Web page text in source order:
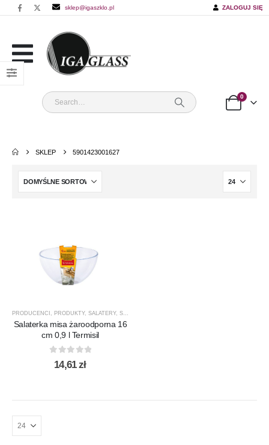
sklep@igaszklo.pl ZALOGUJ SIĘ
0
SKLEP 5901423001627
PRODUCENCI PRODUKTY, SALATERY, SALATERY I SALATERKI
Salaterka misa żaroodporna 16
cm 0,9 l Termisil
out of 5
14,61zł